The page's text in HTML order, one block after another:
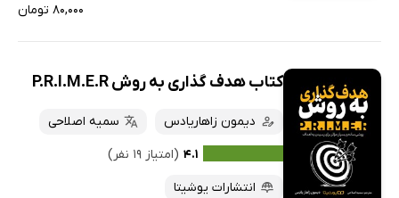
۸۰,۰۰۰ تومان
کتاب هدف گذاری به روش P.R.I.M.E.R
دیمون زاهاریادس
سمیه اصلاحی
۴.۱ (امتیاز ۱۹ نفر)
انتشارات یوشیتا